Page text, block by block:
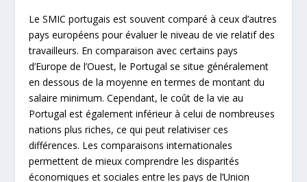
Le SMIC portugais est souvent comparé à ceux d’autres
pays européens pour évaluer le niveau de vie relatif des
travailleurs. En comparaison avec certains pays
d’Europe de l’Ouest, le Portugal se situe généralement
en dessous de la moyenne en termes de montant du
salaire minimum. Cependant, le coût de la vie au
Portugal est également inférieur à celui de nombreuses
nations plus riches, ce qui peut relativiser ces
différences. Les comparaisons internationales
permettent de mieux comprendre les disparités
économiques et sociales entre les pays de l’Union